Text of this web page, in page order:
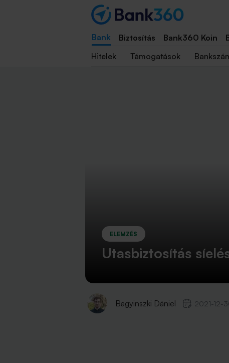
Bank Biztosítás Bank360 Koin
Hitelek
Támogatások
ELEMZÉS
Utasbiztosítás
Bagyinszki Dániel 2021-12-